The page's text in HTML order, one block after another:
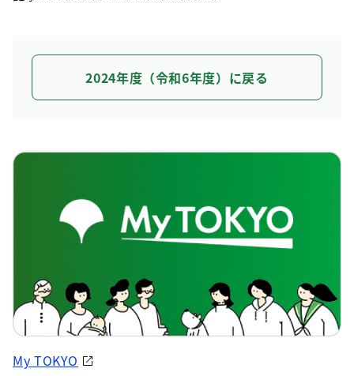
2024年度（令和6年度）に戻る
My TOKYO